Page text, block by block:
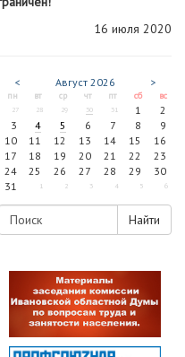
16 июля 2020
< Август 2026 >
пн вт ср чт пт сб вс
27 28 29 30 31 1
2
3
4 5 6 7 8
9
10
11 12 13 14 15
16
17
18 19 20 21 22
23
24
25 26 27 28 29
30
31
1 2 3 4 5 6
Найти